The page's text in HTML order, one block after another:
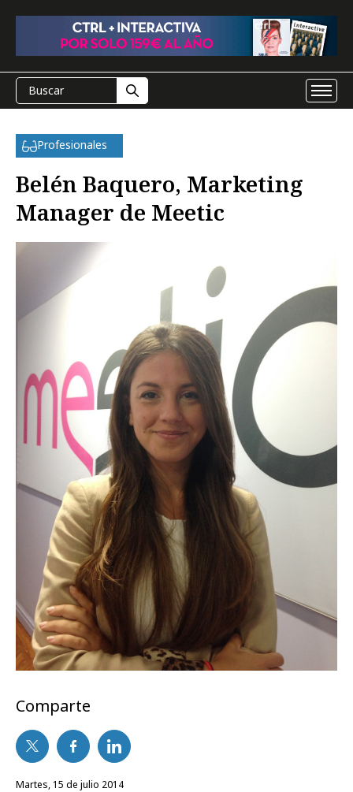
Profesionales
Belén Baquero, Marketing
Manager de Meetic
Comparte
martes, 15 de julio 2014